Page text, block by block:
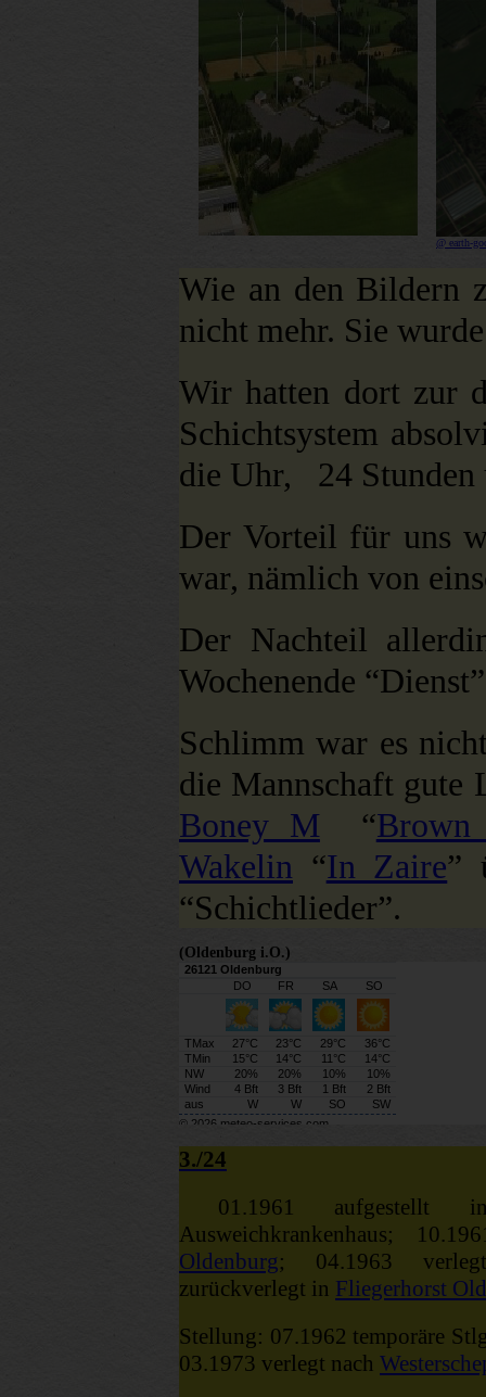
@ earth-
Wie an den Bildern
nicht mehr. Sie
Wir hatten dort zur
Schichtsystem
die Uhr, 24 Stunden
Der Vorteil für uns
war, nämlich von
Der Nachteil
Wochenende
Schlimm war es
die Mannschaft gute
Boney M “
Wakelin “In Zaire”
“Schichtlieder”.
(Oldenburg i.O.)
3./24
01.1961
Ausweichkrankenhaus;
Oldenburg; 04.1963
zurückverlegt in Fliegerhorst
Stellung: 07.1962 temporäre
03.1973 verlegt nach